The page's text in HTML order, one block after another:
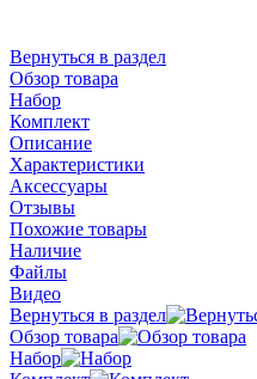
Вернуться в раздел
Обзор товара
Набор
Комплект
Описание
Характеристики
Аксессуары
Отзывы
Похожие товары
Наличие
Файлы
Видео
Вернуться в раздел
Обзор товара
Набор